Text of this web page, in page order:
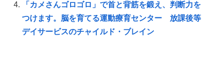
「カメさんゴロゴロ」で首と背筋を鍛え、判断力を
つけます。脳を育てる運動療育センター 放課後等
デイサービスのチャイルド・ブレイン